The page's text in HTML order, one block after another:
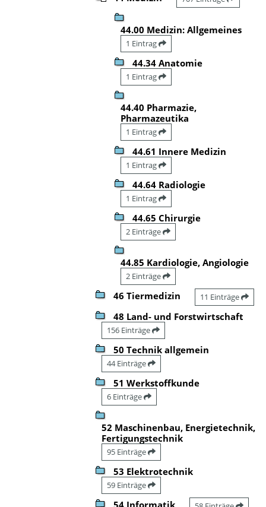
44.00 Medizin: Allgemeines
1 Eintrag
44.34 Anatomie
1 Eintrag
44.40 Pharmazie,
Pharmazeutika
1 Eintrag
44.61 Innere Medizin
1 Eintrag
44.64 Radiologie
1 Eintrag
44.65 Chirurgie
2 Einträge
44.85 Kardiologie, Angiologie
2 Einträge
46 Tiermedizin 11 Einträge
48 Land- und Forstwirtschaft
156 Einträge
50 Technik allgemein
44 Einträge
51 Werkstoffkunde
6 Einträge
52 Maschinenbau, Energietechnik,
Fertigungstechnik
95 Einträge
53 Elektrotechnik
59 Einträge
54 Informatik